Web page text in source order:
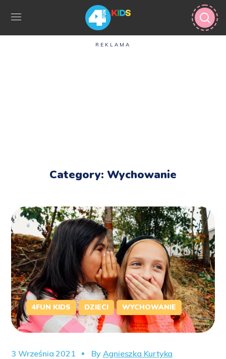
REKLAMA
Category: Wychowanie
4FUN KIDS DZIECI WYCHOWANIE
3 Września 2021 By Agnieszka Kurtyka